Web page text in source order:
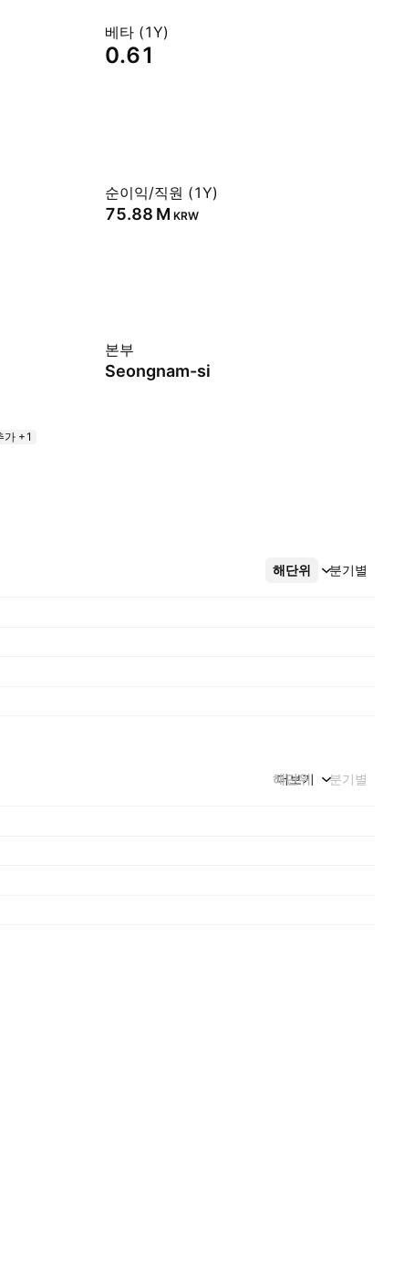
베타 (1Y)
0.61
순이익/직원 (1Y)
‪75.88 M‬ KRW
본부
Seongnam-si
가 +1
해단위 분기별
더보기
해단위 분기별
더보기